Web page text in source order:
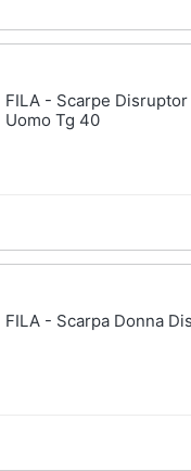
FILA - Scarpe
Uomo Tg 40
FILA - Scarpa Donna